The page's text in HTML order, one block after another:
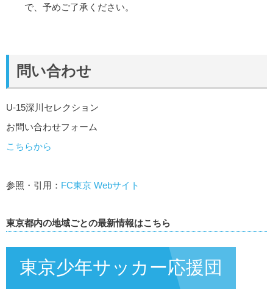
で、予めご了承ください。
問い合わせ
U-15深川セレクション
お問い合わせフォーム
こちらから
参照・引用： FC東京 Webサイト
東京都内の地域ごとの最新情報はこちら
東京少年サッカー応援団